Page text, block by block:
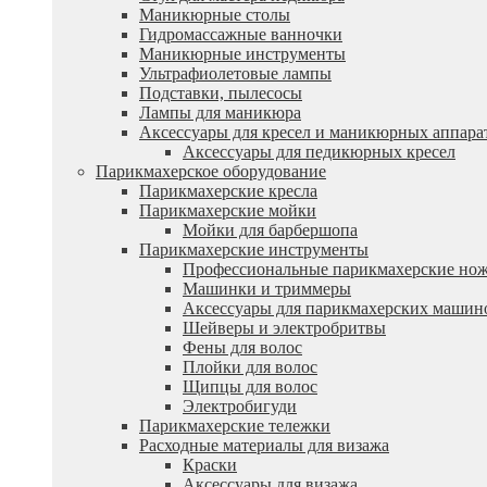
Маникюрные столы
Гидромассажные ванночки
Маникюрные инструменты
Ультрафиолетовые лампы
Подставки, пылесосы
Лампы для маникюра
Аксессуары для кресел и маникюрных
Аксессуары для педикюрных кресел
Парикмахерское оборудование
Парикмахерские кресла
Парикмахерские мойки
Мойки для барбершопа
Парикмахерские инструменты
Профессиональные парикмахерские
Машинки и триммеры
Аксессуары для парикмахерских
Шейверы и электробритвы
Фены для волос
Плойки для волос
Щипцы для волос
Электробигуди
Парикмахерские тележки
Расходные материалы для визажа
Краски